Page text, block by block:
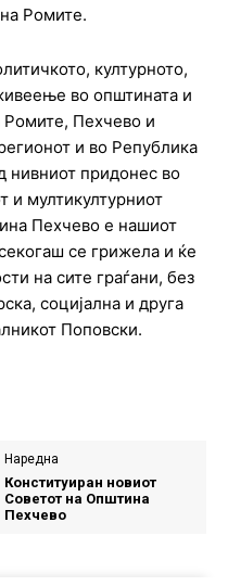
Ромите.
културното,
во општината и
Ромите, Пехчево и
и во Република
нивниот придонес во
и мултикултурниот
Пехчево е нашиот
се грижела и ќе
на сите граѓани, без
социјална и друга
Поповски.
Наредна
Конституиран новиот
Советот на Општина
Пехчево